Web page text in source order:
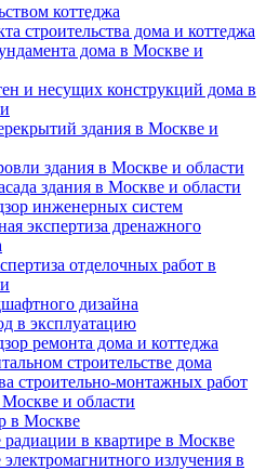
коттеджа
строительства дома и коттеджа
дома в Москве и
и несущих конструкций дома в
здания в Москве и
здания в Москве и области
здания в Москве и области
инженерных систем
экспертиза дренажного
отделочных работ в
дизайна
в эксплуатацию
ремонта дома и коттеджа
строительстве дома
строительно-монтажных работ
и области
в Москве
в квартире в Москве
излучения в